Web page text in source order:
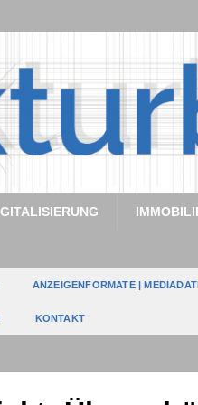
ANZEIGENFORMATE |
KONTAKT